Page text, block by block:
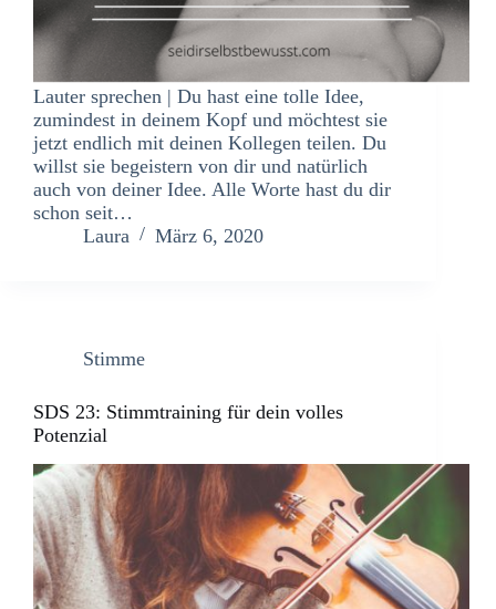
Lauter sprechen | Du hast eine tolle Idee,
zumindest in deinem Kopf und möchtest sie
jetzt endlich mit deinen Kollegen teilen. Du
willst sie begeistern von dir und natürlich
auch von deiner Idee. Alle Worte hast du dir
schon seit…
Laura
März 6, 2020
Stimme
SDS 23: Stimmtraining für dein volles
Potenzial